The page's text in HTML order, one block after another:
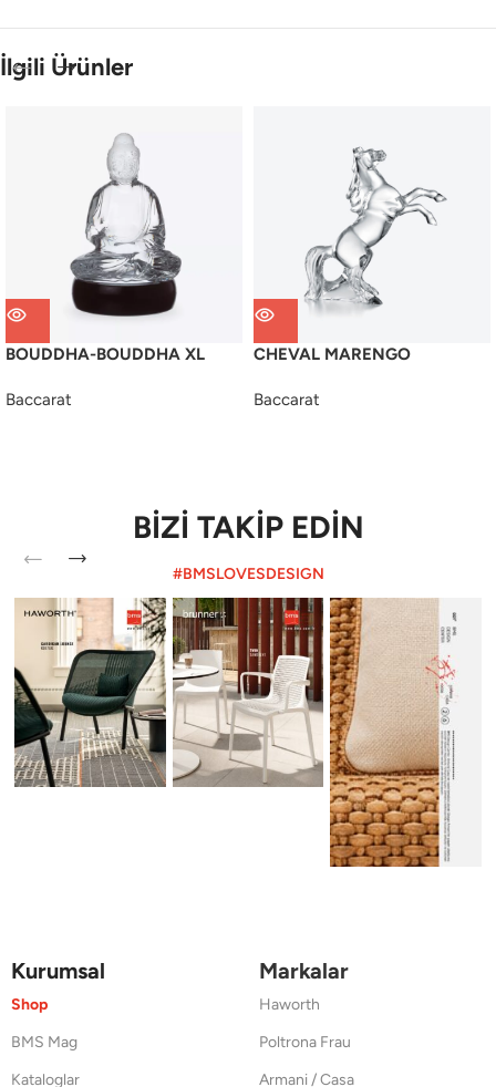
İlgili Ürünler
BOUDDHA-BOUDDHA XL
Baccarat
CHEVAL MARENGO
Baccarat
BİZİ TAKİP EDİN
#BMSLOVESDESIGN
Kurumsal
Shop
BMS Mag
Kataloglar
Markalar
Haworth
Poltrona Frau
Armani / Casa